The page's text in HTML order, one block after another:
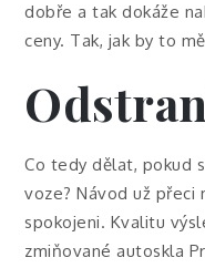
dobře a tak dokáže
ceny. Tak, jak by to
Co tedy dělat, pokud
voze? Návod už
spokojeni. Kvalitu
zmiňovanéautoskla